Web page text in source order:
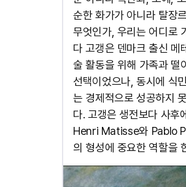
순한 화가가 아니라 탈장
무엇인가, 우리는 어디로
다 고갱은 덴마크 출신 메
술 활동을 위해 가족과 떨
선택이었으나, 동시에 식
는 경제적으로 성공하지
다. 고갱은 생전보다 사후
Henri Matisse와 Pablo
의 형성에 중요한 역할을